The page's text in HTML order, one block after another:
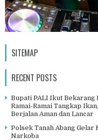
SITEMAP
RECENT POSTS
Bupati PALI Ikut Bekarang
Ramai-Ramai Tangkap
Berjalan Aman dan Lancar
Polsek Tanah Abang Gelar
Narkoba